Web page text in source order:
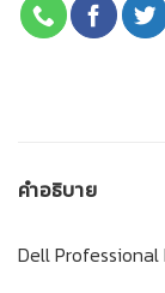
คำอธิบาย
Dell Professional